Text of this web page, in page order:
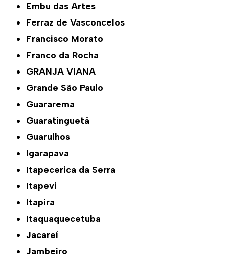
Embu das Artes
Ferraz de Vasconcelos
Francisco Morato
Franco da Rocha
GRANJA VIANA
Grande São Paulo
Guararema
Guaratinguetá
Guarulhos
Igarapava
Itapecerica da Serra
Itapevi
Itapira
Itaquaquecetuba
Jacareí
Jambeiro